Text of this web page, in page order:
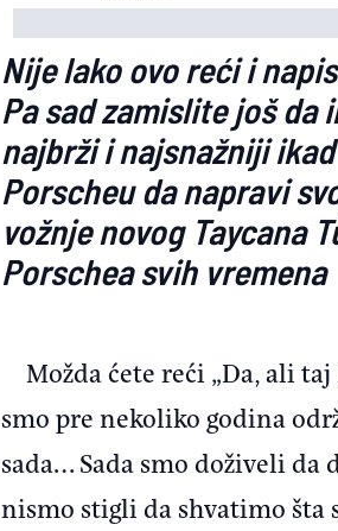
Nije lako ovo reći i
Pa sad zamislite još
najbrži i najsnažniji
Porscheu da napravi
vožnje novog Taycana
Porschea svih vremena
Možda ćete reći „Da, ali
smo pre nekoliko godina
sada… Sada smo doživeli da
nismo stigli da shvatimo šta